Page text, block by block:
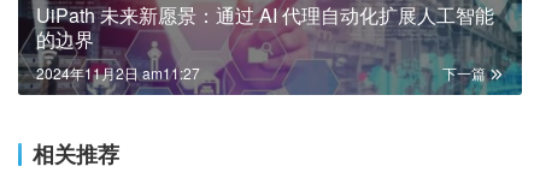
UiPath 未来新愿景：通过 AI 代理自动化扩展人工智能
的边界
下一篇
2024年11月2日 am11:27
相关推荐